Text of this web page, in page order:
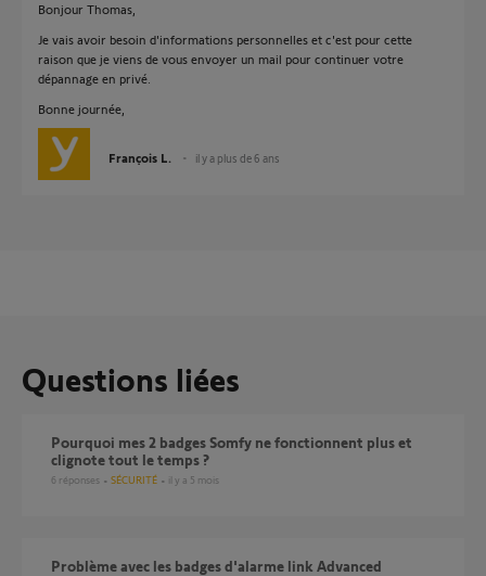
Bonjour Thomas,
Je vais avoir besoin d'informations personnelles et c'est pour cette
raison que je viens de vous envoyer un mail pour continuer votre
dépannage en privé.
Bonne journée,
François L. il y a plus de 6 ans
Questions liées
Pourquoi mes 2 badges Somfy ne fonctionnent plus et
clignote tout le temps ?
6 réponses SÉCURITÉ il y a 5 mois
Problème avec les badges d'alarme link Advanced